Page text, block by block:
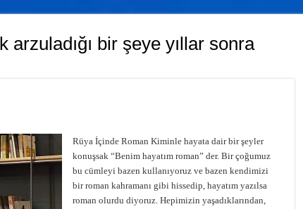
arzuladığı bir şeye yıllar sonra
Rüya İçinde Roman Kiminle hayata dair bir şeyler
konuşsak “Benim hayatım roman” der. Bir çoğumuz
bu cümleyi bazen kullanıyoruz ve bazen kendimizi
bir roman kahramanı gibi hissedip, hayatım yazılsa
roman olurdu diyoruz. Hepimizin yaşadıklarından,